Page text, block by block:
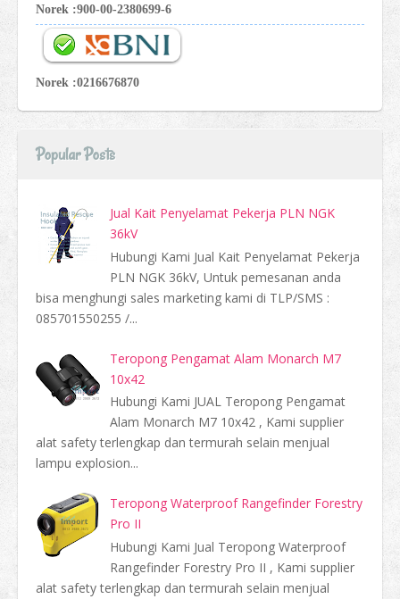
Norek :900-00-2380699-6
Norek :0216676870
Popular Posts
Jual Kait Penyelamat Pekerja PLN NGK
36kV
Hubungi Kami Jual Kait Penyelamat Pekerja
PLN NGK 36kV, Untuk pemesanan anda
bisa menghungi sales marketing kami di TLP/SMS :
085701550255 /...
Teropong Pengamat Alam Monarch M7
10x42
Hubungi Kami JUAL Teropong Pengamat
Alam Monarch M7 10x42 , Kami supplier
alat safety terlengkap dan termurah selain menjual
lampu explosion...
Teropong Waterproof Rangefinder Forestry
Pro II
Hubungi Kami Jual Teropong Waterproof
Rangefinder Forestry Pro II , Kami supplier
alat safety terlengkap dan termurah selain menjual